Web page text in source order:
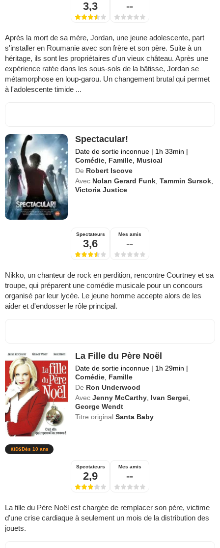
3,3 --
Après la mort de sa mère, Jordan, une jeune adolescente, part
s'installer en Roumanie avec son frère et son père. Suite à un
héritage, ils sont les propriétaires d'un vieux château. Après une
expérience ratée dans les sous-sols de la bâtisse, Jordan se
métamorphose en loup-garou. Un changement brutal qui permet
à l'adolescente timide ...
Spectacular!
Date de sortie inconnue | 1h 33min |
Comédie Famille Musical
De Robert Iscove
Avec Nolan Gerard Funk ,Tammin Sursok
Victoria Justice
Spectateurs
3,6
Mes amis
--
Nikko, un chanteur de rock en perdition, rencontre Courtney et sa
troupe, qui préparent une comédie musicale pour un concours
organisé par leur lycée. Le jeune homme accepte alors de les
aider et d'endosser le rôle principal.
La Fille du Père Noël
Date de sortie inconnue | 1h 29min |
Comédie Famille
De Ron Underwood
Avec Jenny McCarthy Ivan Sergei
George Wendt
Titre originalSanta Baby
Dès 10 ans
Spectateurs
2,9
Mes amis
--
La fille du Père Noël est chargée de remplacer son père, victime
d'une crise cardiaque à seulement un mois de la distribution des
jouets.